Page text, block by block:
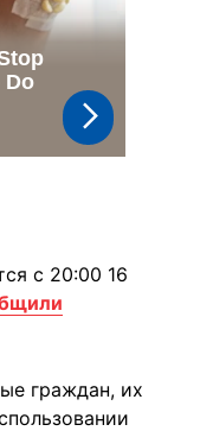
с 20:00 16
граждан, их